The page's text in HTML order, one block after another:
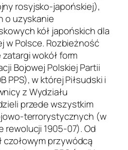
rosyjsko-japońskiej),
o uzyskanie
kół japońskich dla
w Polsce. Rozbieżność
wokół form
Bojowej Polskiej Partii
PPS), w której Piłsudski i
z Wydziału
przede wszystkim
terrorystycznych (w
rewolucji 1905-07). Od
czołowym przywódcą